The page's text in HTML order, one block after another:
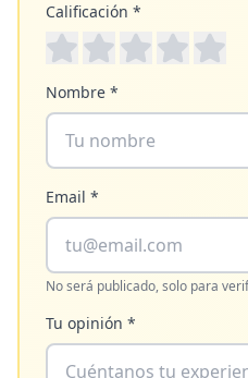
Calificación *
Nombre *
Email *
No será publicado, solo para
Tu opinión *